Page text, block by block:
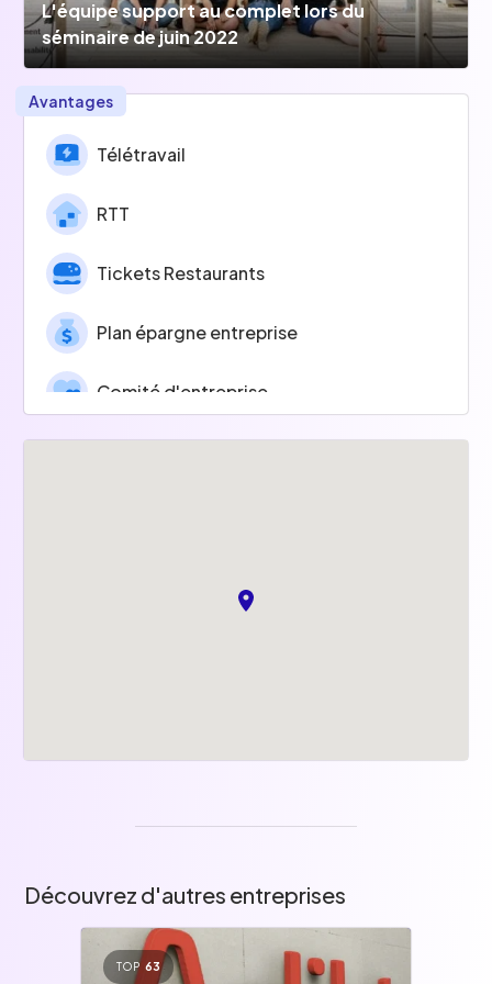
L'équipe support au complet lors du
séminaire de juin 2022
Avantages
Télétravail
RTT
Tickets Restaurants
Plan épargne entreprise
Comité d'entreprise
Découvrez d'autres entreprises
TOP 63